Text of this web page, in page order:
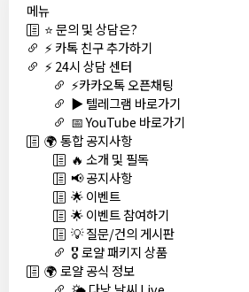
메뉴
⭐ 문의 및 상담은?
⚡ 카톡 친구 추가하기
⚡ 24시 상담 센터
⚡카카오톡 오픈채팅
▶️ 텔레그램 바로가기
📅 YouTube 바로가기
🌍 통합 공지사항
🔥 소개 및 필독
📢 공지사항
🌟 이벤트
🌟 이벤트 참여하기
💡 질문/건의 게시판
🎖️ 로얄 패키지 상품
🌍 로얄 공식 정보